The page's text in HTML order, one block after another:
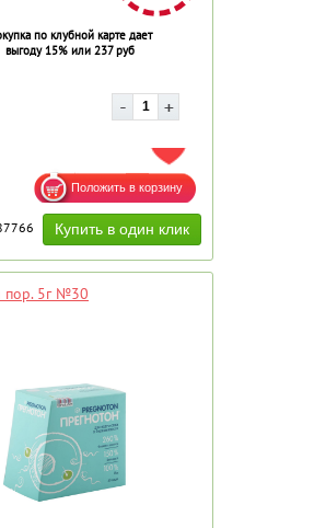
по клубной карте дает
выгоду 15% или 237 руб
ДОБАВИТЬ В ИЗБРАННОЕ
пор. 5г №30